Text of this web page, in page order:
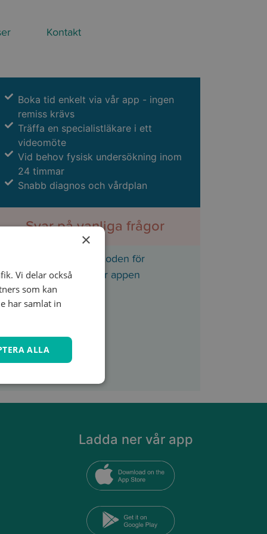
Kontakt
Boka tid enkelt via vår app - ingen
remiss krävs
Träffa en specialistläkare i ett
videomöte
Vid behov fysisk undersökning inom
24 timmar
Snabb diagnos och vårdplan
Svar på vanliga frågor
Scanna QR-koden för
att ladda ner appen
Ladda ner vår app
×
Vi delar också
som kan
har samlat in
ALLA